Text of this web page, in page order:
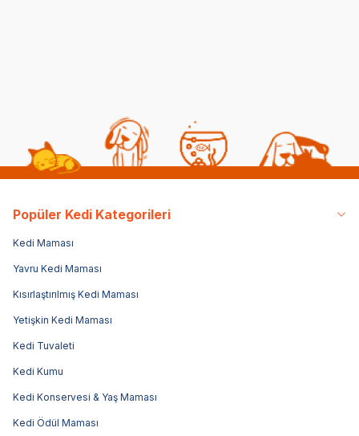
Popüler Kedi Kategorileri
Kedi Maması
Yavru Kedi Maması
Kısırlaştırılmış Kedi Maması
Yetişkin Kedi Maması
Kedi Tuvaleti
Kedi Kumu
Kedi Konservesi & Yaş Maması
Kedi Ödül Maması